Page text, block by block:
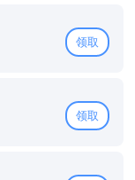
领取
领取